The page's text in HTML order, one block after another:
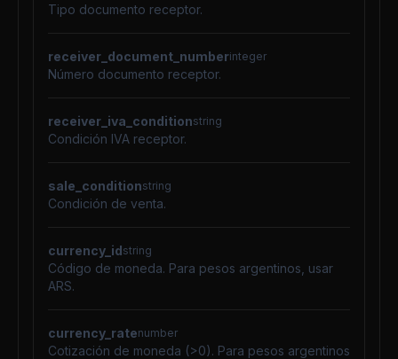
Tipo documento receptor.
receiver_document_numberinteger
Número documento receptor.
receiver_iva_conditionstring
Condición IVA receptor.
sale_conditionstring
Condición de venta.
currency_idstring
Código de moneda. Para pesos argentinos, usar
ARS.
currency_ratenumber
Cotización de moneda (>0). Para pesos argentinos